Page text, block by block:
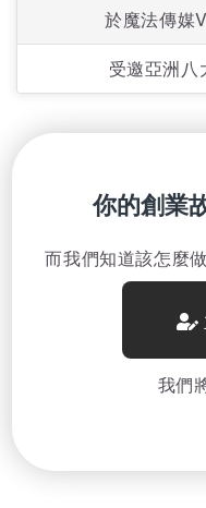
於魔法傳媒
受邀亞洲八
你的創業
而我們知道該怎麼
我們